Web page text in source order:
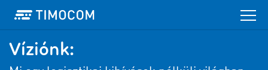
Víziónk: